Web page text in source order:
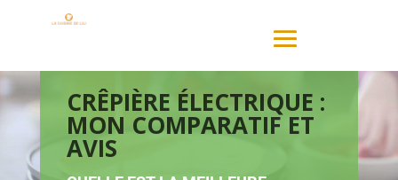
CRÊPIÈRE ÉLECTRIQUE :
MON COMPARATIF ET
AVIS